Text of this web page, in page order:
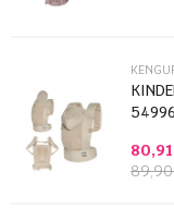
54996
80,91